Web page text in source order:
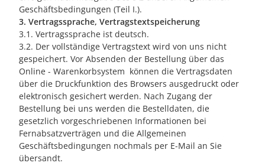
Geschäftsbedingungen (Teil I.).
3. Vertragssprache, Vertragstextspeicherung
3.1. Vertragssprache ist deutsch.
3.2. Der vollständige Vertragstext wird von uns nicht
gespeichert. Vor Absenden der Bestellung über das
Online - Warenkorbsystem können die Vertragsdaten
über die Druckfunktion des Browsers ausgedruckt oder
elektronisch gesichert werden. Nach Zugang der
Bestellung bei uns werden die Bestelldaten, die
gesetzlich vorgeschriebenen Informationen bei
Fernabsatzverträgen und die Allgemeinen
Geschäftsbedingungen nochmals per E-Mail an Sie
übersandt.